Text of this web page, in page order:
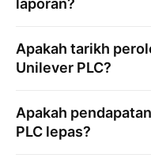
laporan?
Apakah tarikh
Unilever PLC?
Apakah
PLC lepas?